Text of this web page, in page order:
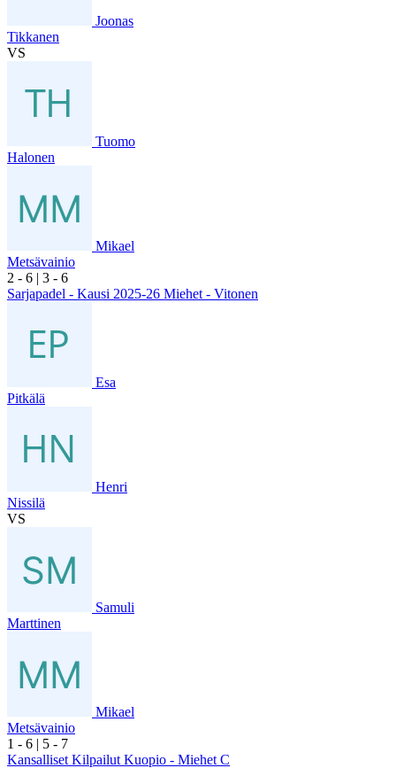
Joonas
Tikkanen
VS
Tuomo
Halonen
Mikael
Metsävainio
2 - 6 | 3 - 6
Sarjapadel - Kausi 2025-26 Miehet - Vitonen
Esa
Pitkälä
Henri
Nissilä
VS
Samuli
Marttinen
Mikael
Metsävainio
1 - 6 | 5 - 7
Kansalliset Kilpailut Kuopio - Miehet C